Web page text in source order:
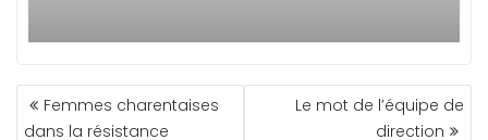
NAVIGATION
DE Femmes charentaises
dans la résistance
Le mot de l’équipe de
direction